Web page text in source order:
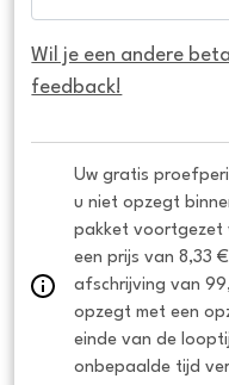
Wil je een andere
feedback!
Uw gratis
u niet opzegt
pakket voortgezet
een prijs van 8,33
afschrijving van
opzegt met een
einde van de
onbepaalde tijd